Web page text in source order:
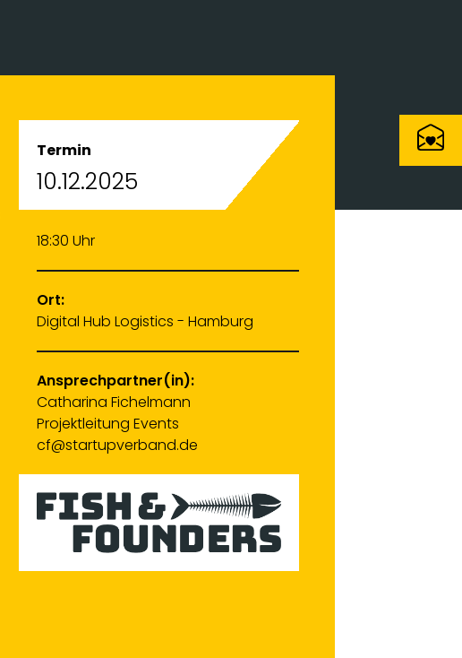
Termin
10.12.2025
18:30 Uhr
Ort:
Digital Hub Logistics - Hamburg
Ansprechpartner(in):
Catharina Fichelmann
Projektleitung Events
cf@startupverband.de